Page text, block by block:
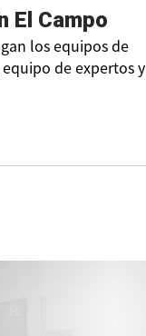
El Campo
los equipos de
de expertos y